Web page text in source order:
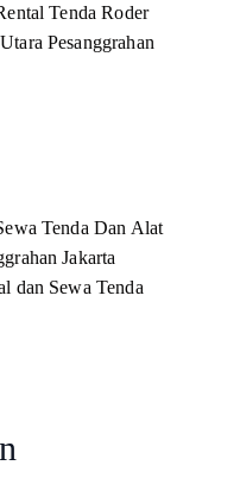
Tenda Roder
Pesanggrahan
Tenda Dan Alat
Jakarta
dan Sewa Tenda